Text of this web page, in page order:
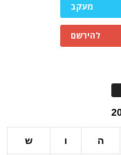
מעקב
להירשם
ה ו ש